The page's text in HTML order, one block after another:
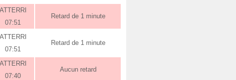
ATTERRI
07:51
Retard de 1 minute
ATTERRI
07:51
Retard de 1 minute
ATTERRI
07:40
Aucun retard